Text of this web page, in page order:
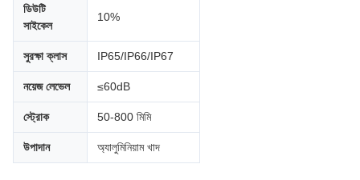
ডিউটি ​​
সাইকেল
10%
সুরক্ষা ক্লাস IP65/IP66/IP67
নয়েজ লেভেল ≤60dB
স্ট্রোক 50-800 মিমি
উপাদান অ্যালুমিনিয়াম খাদ